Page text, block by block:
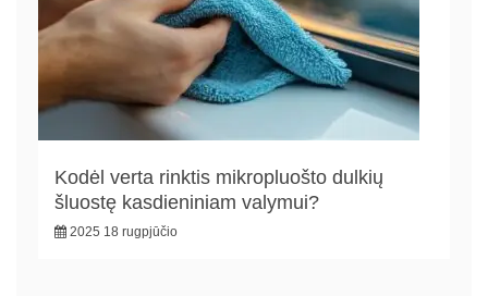
Kodėl verta rinktis mikropluošto dulkių
šluostę kasdieniniam valymui?
2025 18 rugpjūčio